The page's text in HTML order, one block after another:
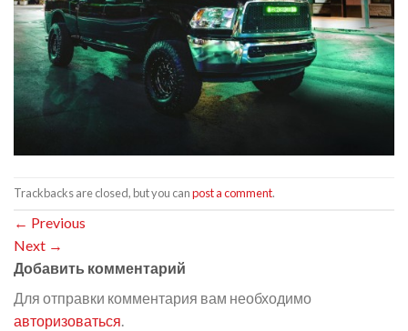
Trackbacks are closed, but you canpost a comment.
← Previous
Next →
Добавить комментарий
Для отправки комментария вам необходимо
авторизоваться.